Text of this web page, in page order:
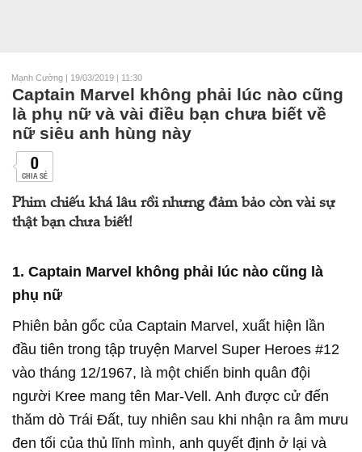
Mạnh Cường | 19/03/2019 | 11:30
Captain Marvel không phải lúc nào cũng
là phụ nữ và vài điều bạn chưa biết về
nữ siêu anh hùng này
0
CHIA SẺ
Phim chiếu khá lâu rồi nhưng đảm bảo còn vài sự
thật bạn chưa biết!
1. Captain Marvel không phải lúc nào cũng là
phụ nữ
Phiên bản gốc của Captain Marvel, xuất hiện lần
đầu tiên trong tập truyện Marvel Super Heroes #12
vào tháng 12/1967, là một chiến binh quân đội
người Kree mang tên Mar-Vell. Anh được cử đến
thăm dò Trái Đất, tuy nhiên sau khi nhận ra âm mưu
đen tối của thủ lĩnh mình, anh quyết định ở lại và